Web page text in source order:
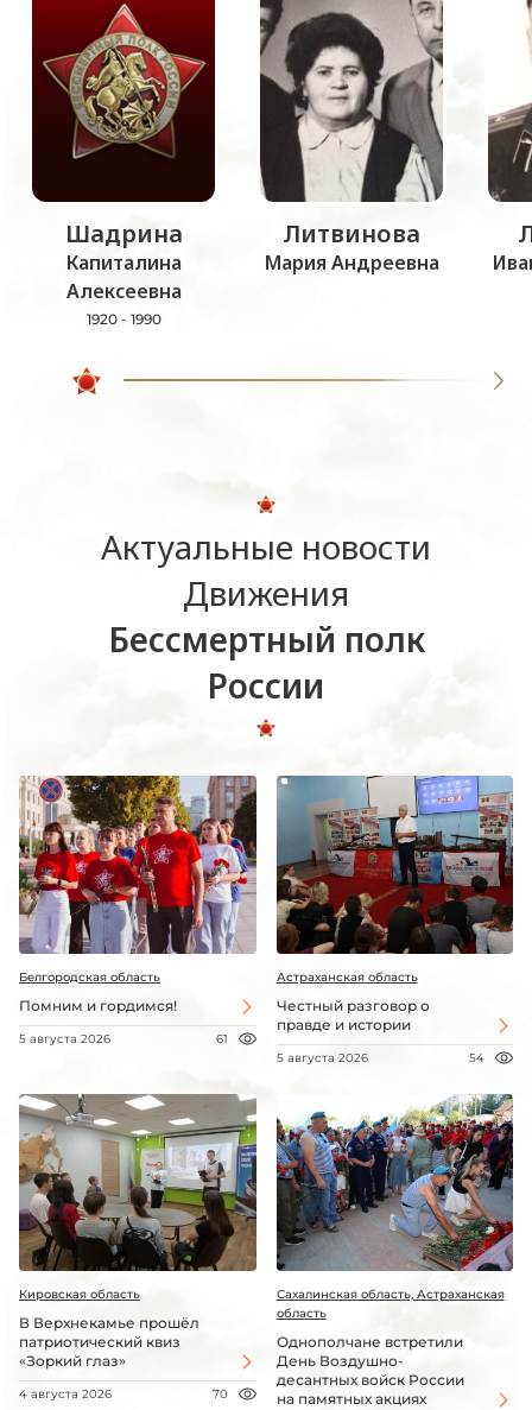
Шадрина
Капиталина
Алексеевна
1920 - 1990
Литвинова
Мария Андреевна
Актуальные новости
Движения
Бессмертный полк
России
Белгородская область
Помним и гордимся!
5 августа 2026 61
Астраханская область
Честный разговор о
правде и истории
5 августа 2026 54
Кировская область
В Верхнекамье прошёл
патриотический квиз
«Зоркий глаз»
4 августа 2026 70
Сахалинская область, Астраханская
область
Однополчане встретили
День Воздушно-
десантных войск России
на памятных акциях